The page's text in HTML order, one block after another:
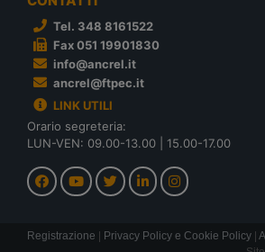
Tel. 348 8161522
Fax 051 19901830
info@ancrel.it
ancrel@ftpec.it
LINK UTILI
Orario segreteria:
LUN-VEN: 09.00-13.00 | 15.00-17.00
Registrazione | Privacy Policy e Cookie Policy |